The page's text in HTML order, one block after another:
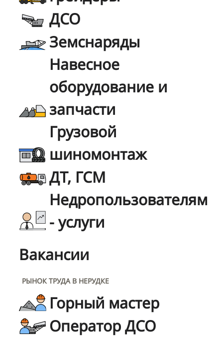
ДСО
Земснаряды
Навесное
оборудование и
запчасти
Грузовой
шиномонтаж
ДТ, ГСМ
Недропользователям
- услуги
Вакансии
РЫНОК ТРУДА В НЕРУДКЕ
Горный мастер
Оператор ДСО